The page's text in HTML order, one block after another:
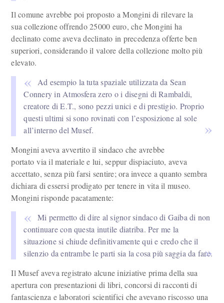
Il comune avrebbe poi proposto a Mongini di rilevare la
sua collezione offrendo 25000 euro, che Mongini ha
declinato come aveva declinato in precedenza offerte ben
superiori, considerando il valore della collezione molto più
elevato.
Ad esempio la tuta spaziale utilizzata da Sean
Connery in Atmosfera zero o i disegni di Rambaldi,
creatore di E.T., sono pezzi unici e di prestigio. Proprio
questi ultimi si sono rovinati con l’esposizione al sole
all’interno del Musef.
Mongini aveva avvertito il sindaco che avrebbe
portato via il materiale e lui, seppur dispiaciuto, aveva
accettato, senza più farsi sentire; ora invece a quanto sembra
dichiara di essersi prodigato per tenere in vita il museo.
Mongini risponde pacatamente:
Mi permetto di dire al signor sindaco di Gaiba di non
continuare con questa inutile diatriba. Per me la
situazione si chiude definitivamente qui e credo che il
silenzio da entrambe le parti sia la cosa più saggia da fare.
Il Musef aveva registrato alcune iniziative prima della sua
apertura con presentazioni di libri, concorsi di racconti di
fantascienza e laboratori scientifici che avevano riscosso una